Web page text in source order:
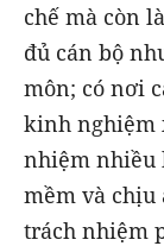
chế mà còn
đủ cán bộ
môn; có nơi
kinh nghiệm
nhiệm nhiều
mềm và
trách nhiệm